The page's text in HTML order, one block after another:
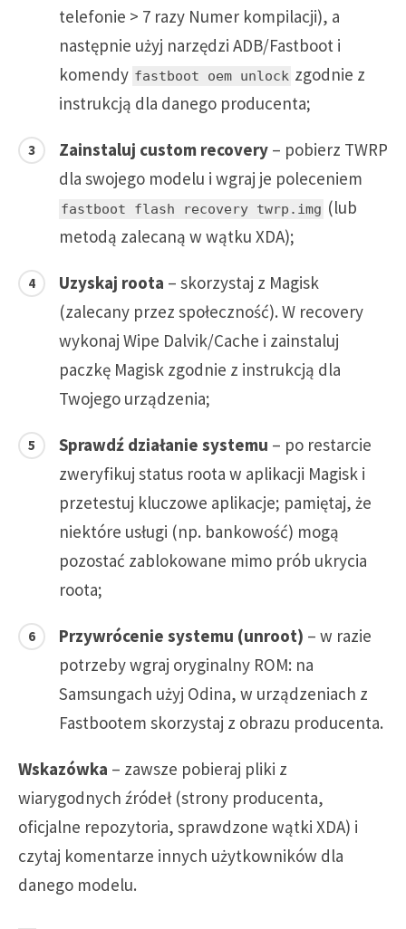
telefonie > 7 razy Numer kompilacji), a
następnie użyj narzędzi ADB/Fastboot i
komendy fastboot oem unlock zgodnie z
instrukcją dla danego producenta;
Zainstaluj custom recovery – pobierz TWRP
dla swojego modelu i wgraj je poleceniem
fastboot flash recovery twrp.img (lub
metodą zalecaną w wątku XDA);
Uzyskaj roota – skorzystaj z Magisk
(zalecany przez społeczność). W recovery
wykonaj Wipe Dalvik/Cache i zainstaluj
paczkę Magisk zgodnie z instrukcją dla
Twojego urządzenia;
Sprawdź działanie systemu – po restarcie
zweryfikuj status roota w aplikacji Magisk i
przetestuj kluczowe aplikacje; pamiętaj, że
niektóre usługi (np. bankowość) mogą
pozostać zablokowane mimo prób ukrycia
roota;
Przywrócenie systemu (unroot) – w razie
potrzeby wgraj oryginalny ROM: na
Samsungach użyj Odina, w urządzeniach z
Fastbootem skorzystaj z obrazu producenta.
Wskazówka – zawsze pobieraj pliki z
wiarygodnych źródeł (strony producenta,
oficjalne repozytoria, sprawdzone wątki XDA) i
czytaj komentarze innych użytkowników dla
danego modelu.